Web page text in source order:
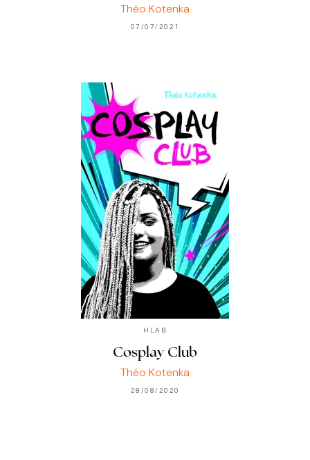
Théo Kotenka
07/07/2021
HLAB
Cosplay Club
Théo Kotenka
28/08/2020